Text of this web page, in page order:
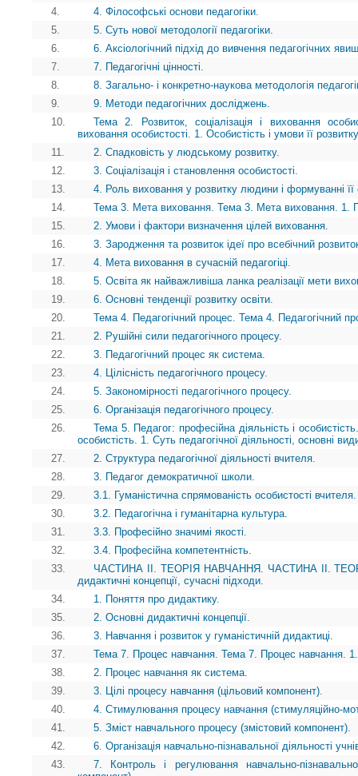
4.
4. Філософські основи педагогіки.
5.
5. Суть нової методології педагогіки.
6.
6. Аксіологічний підхід до вивчення педагогічних
7.
7. Педагогічні цінності.
8.
8. Загально- і конкретно-наукова методологія
9.
9. Методи педагогічних досліджень.
10.
Тема 2. Розвиток, соціалізація і виховання
виховання особистості. 1. Особистість і умови її розвитку
11.
2. Спадковість у людському розвитку.
12.
3. Соціалізація і становлення особистості.
13.
4. Роль виховання у розвитку людини і формуванні її
14.
Тема 3. Мета виховання. Тема 3. Мета виховання. 1.
15.
2. Умови і фактори визначення цілей виховання.
16.
3. Зародження та розвиток ідеї про всебічний
17.
4. Мета виховання в сучасній педагогіці.
18.
5. Освіта як найважливіша ланка реалізації мети
19.
6. Основні тенденції розвитку освіти.
20.
Тема 4. Педагогічний процес. Тема 4. Педагогічний
21.
2. Рушійні сили педагогічного процесу.
22.
3. Педагогічний процес як система.
23.
4. Цілісність педагогічного процесу.
24.
5. Закономірності педагогічного процесу.
25.
6. Організація педагогічного процесу.
26.
Тема 5. Педагог: професійна діяльність і
особистість. 1. Суть педагогічної діяльності, основні
27.
2. Структура педагогічної діяльності вчителя.
28.
3. Педагог демократичної школи.
29.
3.1. Гуманістична спрямованість особистості вчителя.
30.
3.2. Педагогічна і гуманітарна культура.
31.
3.3. Професійно значимі якості.
32.
3.4. Професійна компетентність.
33.
ЧАСТИНА II. ТЕОРІЯ НАВЧАННЯ. ЧАСТИНА II.
дидактичні концепції, сучасні підходи.
34.
1. Поняття про дидактику.
35.
2. Основні дидактичні концепції.
36.
3. Навчання і розвиток у гуманістичній дидактиці.
37.
Тема 7. Процес навчання. Тема 7. Процес навчання.
38.
2. Процес навчання як система.
39.
3. Цілі процесу навчання (цільовий компонент).
40.
4. Стимулювання процесу навчання (стимуляційно-
41.
5. Зміст навчального процесу (змістовий компонент).
42.
6. Організація навчально-пізнавальної діяльності
43.
7. Контроль і регулювання навчально-